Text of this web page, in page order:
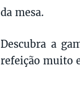
da mesa.
Descubra a
refeição muito